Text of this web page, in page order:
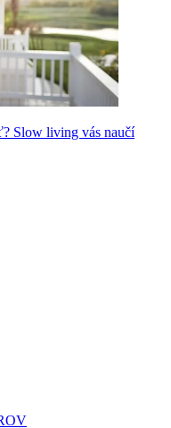
Slow living vás naučí